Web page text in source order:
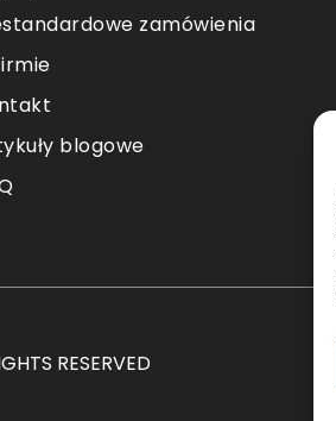
zamówienia
blogowe
RESERVED